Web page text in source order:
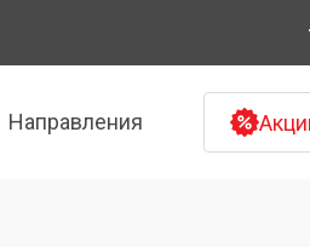
Направления